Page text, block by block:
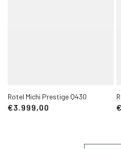
Rotel Michi Prestige Q430
€3.999,00